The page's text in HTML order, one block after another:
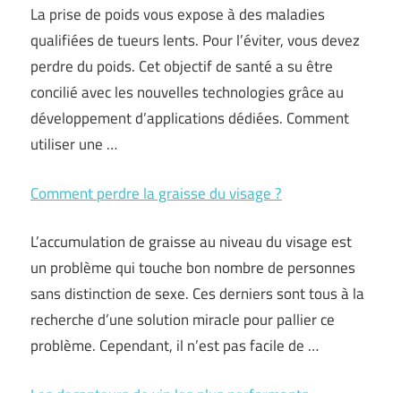
La prise de poids vous expose à des maladies
qualifiées de tueurs lents. Pour l’éviter, vous devez
perdre du poids. Cet objectif de santé a su être
concilié avec les nouvelles technologies grâce au
développement d’applications dédiées. Comment
utiliser une …
Comment perdre la graisse du visage ?
L’accumulation de graisse au niveau du visage est
un problème qui touche bon nombre de personnes
sans distinction de sexe. Ces derniers sont tous à la
recherche d’une solution miracle pour pallier ce
problème. Cependant, il n’est pas facile de …